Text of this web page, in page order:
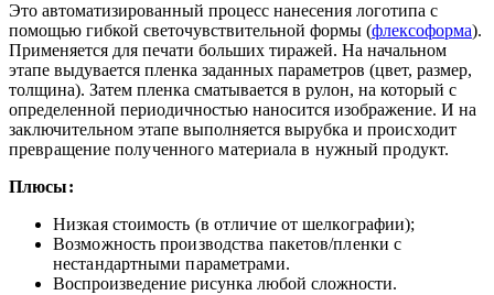
Это автоматизированный процесс нанесения логотипа с
помощью гибкой светочувствительной формы (флексоформа).
Применяется для печати больших тиражей. На начальном
этапе выдувается пленка заданных параметров (цвет, размер,
толщина). Затем пленка сматывается в рулон, на который с
определенной периодичностью наносится изображение. И на
заключительном этапе выполняется вырубка и происходит
превращение полученного материала в нужный продукт.
Плюсы:
Низкая стоимость (в отличие от шелкографии);
Возможность производства пакетов/пленки с
нестандартными параметрами.
Воспроизведение рисунка любой сложности.